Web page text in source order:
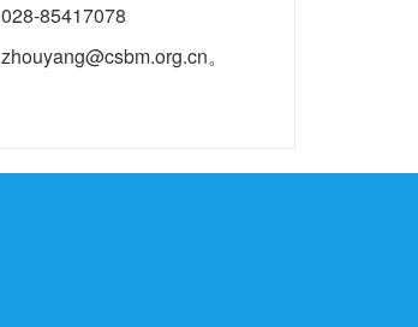
028-85417078
zhouyang@csbm.org.cn。